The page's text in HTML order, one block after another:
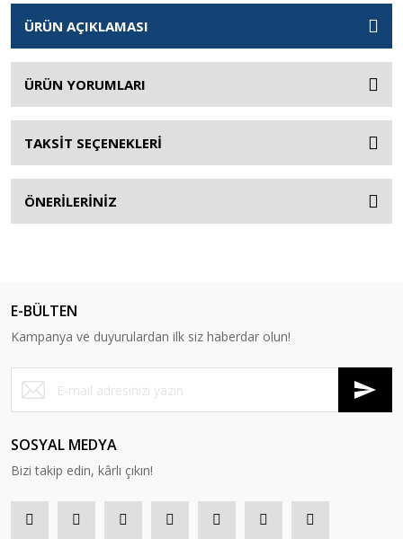
ÜRÜN AÇIKLAMASI
ÜRÜN YORUMLARI
TAKSİT SEÇENEKLERİ
ÖNERİLERİNİZ
E-BÜLTEN
Kampanya ve duyurulardan ilk siz haberdar olun!
SOSYAL MEDYA
Bizi takip edin, kârlı çıkın!